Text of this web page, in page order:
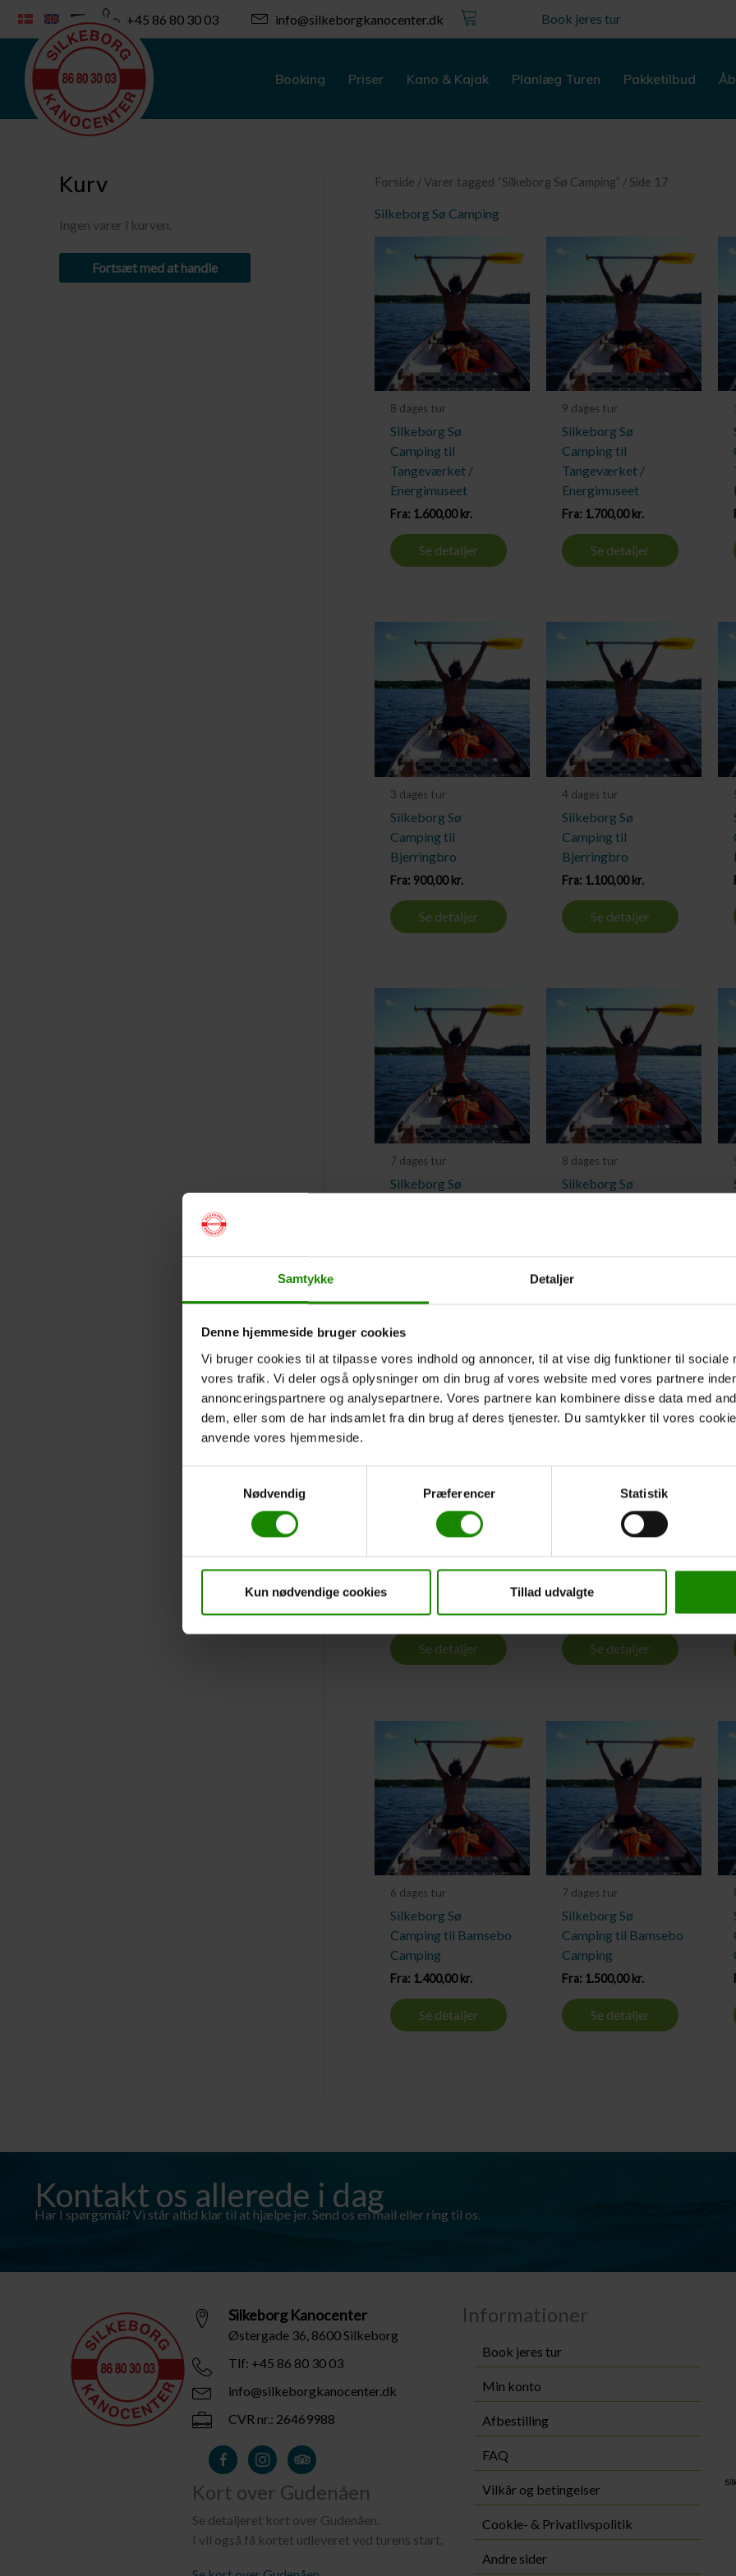
Samtykke Detaljer
Denne hjemmeside bruger cookies
Vi bruger cookies til at tilpasse vores indhold og annoncer, til at vise dig funktioner til sociale
vores trafik. Vi deler også oplysninger om din brug af vores website med vores partnere
annonceringspartnere og analysepartnere. Vores partnere kan kombinere disse data med
dem, eller som de har indsamlet fra din brug af deres tjenester. Du samtykker til vores
anvende vores hjemmeside.
Nødvendig
Præferencer Statistik
Kun nødvendige cookies Tillad udvalgte
indholdet
+45 86 80 30 03 info@silkeborgkanocenter.dk Kurv Book jeres tur
Booking Priser Kano & Kajak Planlæg Turen Pakketilbud
Kurv
Ingen varer i kurven.
Fortsæt med at handle
Forside /Varer tagged “Silkeborg Sø Camping” / Side 17
Silkeborg Sø Camping
8 dages tur
Silkeborg Sø
Camping til
Tangeværket /
Energimuseet
Fra: 1.600,00kr.
Se detaljer
9 dages tur
Silkeborg Sø
Camping til
Tangeværket /
Energimuseet
Fra: 1.700,00kr.
Se detaljer
3 dages tur
Silkeborg Sø
Camping til
Bjerringbro
Fra: 900,00kr.
Se detaljer
4 dages tur
Silkeborg Sø
Camping til
Bjerringbro
Fra: 1.100,00kr.
Se detaljer
7 dages tur
Silkeborg Sø
8 dages tur
Silkeborg Sø
2 dages tur
Camping til Bamsebo
Fra:700,00kr.
Se detaljer
Camping til Bamsebo
Camping
Fra:900,00kr.
Se detaljer
6 dages tur
Silkeborg Sø
Camping til Bamsebo
Camping
Fra: 1.400,00kr.
Se detaljer
7 dages tur
Silkeborg Sø
Camping til Bamsebo
Camping
Fra: 1.500,00kr.
Se detaljer
Kontakt os allerede i dag
Har I spørgsmål? Vi står altid klar til at hjælpe jer. Send os en mail eller ring til os.
Silkeborg Kanocenter
Østergade 36, 8600 Silkeborg
Tlf: +45 86 80 30 03
info@silkeborgkanocenter.dk
CVR nr.: 26469988
Kort over Gudenåen
Se detaljeret kort over Gudenåen.
I vil også få kortet udleveret ved turens start.
Informationer
Book jeres tur
Min konto
Afbestilling
FAQ
Vilkår og betingelser
Cookie- & Privatlivspolitik
Andre sider